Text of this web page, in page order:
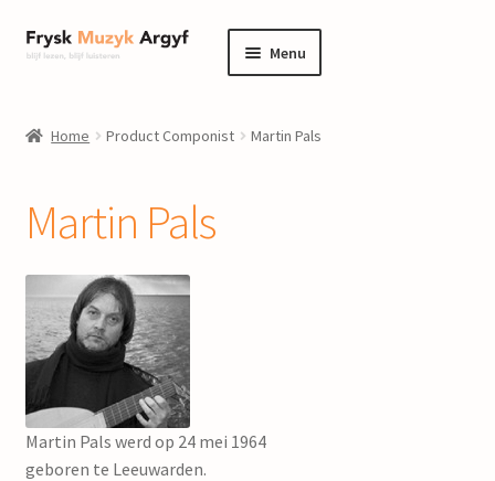
Ga
door
navigatie
Ga
naar
inhoud
Menu
winkel
Componisten
nieuws
events
Home Product Componist Martin Pals
Martin Pals
Martin Pals werd op 24 mei 1964
geboren te Leeuwarden.